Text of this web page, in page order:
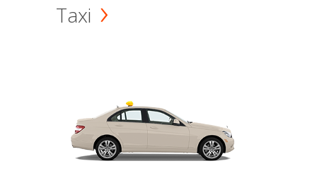
Taxi